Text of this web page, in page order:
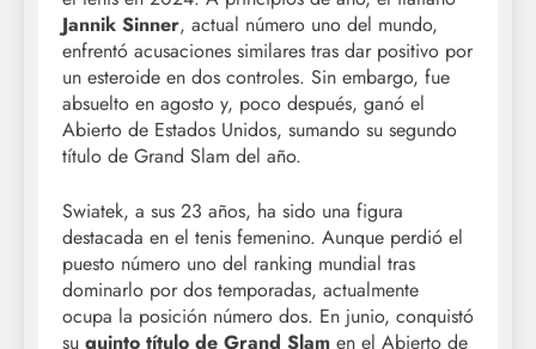
Jannik Sinner, actual número uno del mundo,
enfrentó acusaciones similares tras dar positivo por
un esteroide en dos controles. Sin embargo, fue
absuelto en agosto y, poco después, ganó el
Abierto de Estados Unidos, sumando su segundo
título de Grand Slam del año.
Swiatek, a sus 23 años, ha sido una figura
destacada en el tenis femenino. Aunque perdió el
puesto número uno del ranking mundial tras
dominarlo por dos temporadas, actualmente
ocupa la posición número dos. En junio, conquistó
su quinto título de Grand Slam en el Abierto de